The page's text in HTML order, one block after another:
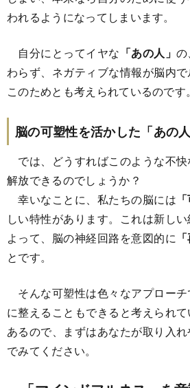
われるようになってしまいます。
自分にとってイヤな 「あの人」
わらず、ネガティブな情報が脳内で
このためとも考えられているのです。
脳の可塑性を活かした「あの
では、どうすればこのような不
解放できるのでしょうか？
幸いなことに、私たちの脳には
しい特性があります。これは新し
よって、脳の神経回路を意図的に
とです。
そんな可塑性は色々なアプロー
に整えることもできると考えられ
あるので、まずはあなたが取り入
でみてください。